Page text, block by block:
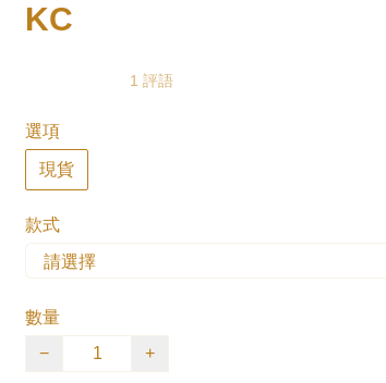
KC
1 評語
選項
現貨
款式
數量
−
+